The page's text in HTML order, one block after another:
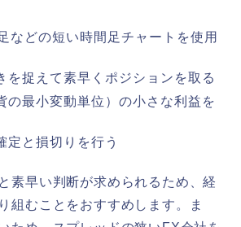
などの短い時間足チャートを使用
を捉えて素早くポジションを取る
の最小変動単位）の小さな利益を
定と損切りを行う
素早い判断が求められるため、経
組むことをおすすめします。ま